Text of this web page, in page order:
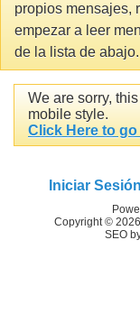
propios mensajes,
empezar a leer
de la lista de abajo.
We are sorry,
mobile style.
Click Here to
Iniciar Sesión
Copyright ©
SEO